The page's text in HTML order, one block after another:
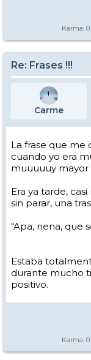
Los caminos del
Karma: 0
Re: Frases !!!
Carme
La frase que me
cuando yo era
muuuuuy mayor
Era ya tarde,
sin parar, una
"Apa, nena, que
Estaba
durante mucho
positivo.
Karma: 0